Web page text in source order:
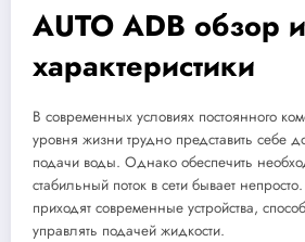
AUTO ADB обзор и
характеристики
В современных условиях постоянного
уровня жизни трудно представить себе
подачи воды. Однако обеспечить
стабильный поток в сети бывает
приходят современные устройства,
управлять подачей жидкости.